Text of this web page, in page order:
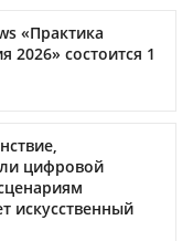
«Практика
состоится 1
цифровой
искусственный